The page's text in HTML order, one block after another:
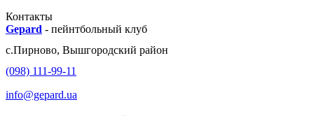
Контакты
Gepard - пейнтбольный клуб
с.Пирново, Вышгородский район
(098) 111-99-11
info@gepard.ua